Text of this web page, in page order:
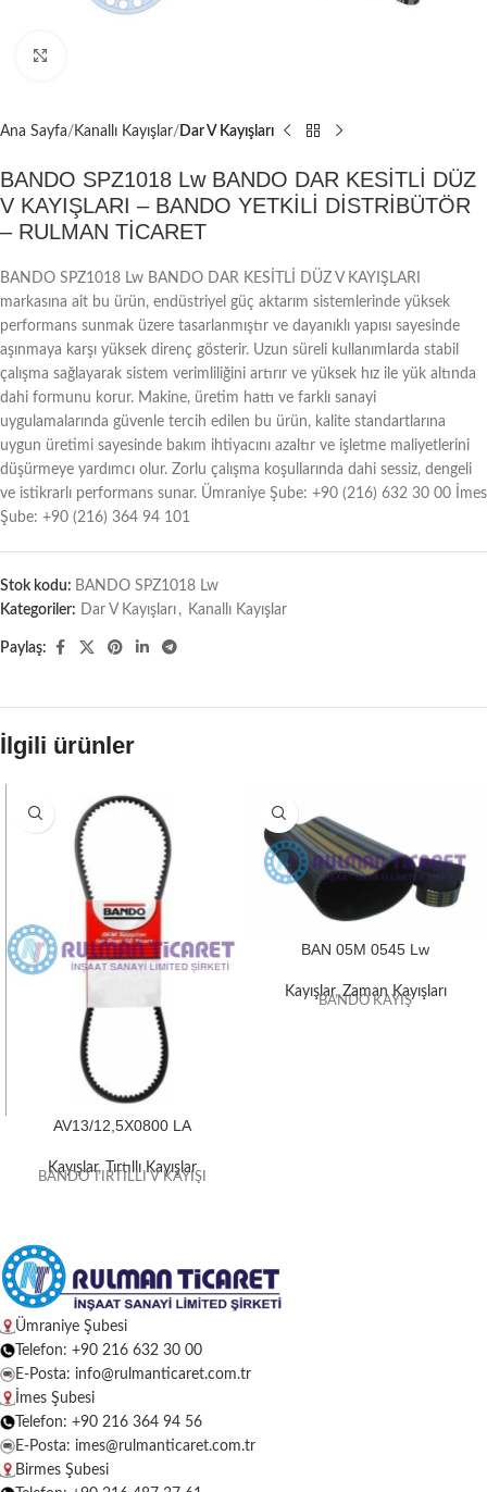
Ana Sayfa Kanallı Kayışlar Dar V Kayışları
BANDO SPZ1018 Lw BANDO DAR KESİTLİ DÜZ
V KAYIŞLARI – BANDO YETKİLİ DİSTRİBÜTÖR
– RULMAN TİCARET
BANDO SPZ1018 Lw BANDO DAR KESİTLİ DÜZ V KAYIŞLARI
markasına ait bu ürün, endüstriyel güç aktarım sistemlerinde yüksek
performans sunmak üzere tasarlanmıştır ve dayanıklı yapısı sayesinde
aşınmaya karşı yüksek direnç gösterir. Uzun süreli kullanımlarda stabil
çalışma sağlayarak sistem verimliliğini artırır ve yüksek hız ile yük altında
dahi formunu korur. Makine, üretim hattı ve farklı sanayi
uygulamalarında güvenle tercih edilen bu ürün, kalite standartlarına
uygun üretimi sayesinde bakım ihtiyacını azaltır ve işletme maliyetlerini
düşürmeye yardımcı olur. Zorlu çalışma koşullarında dahi sessiz, dengeli
ve istikrarlı performans sunar. Ümraniye Şube: +90 (216) 632 30 00 İmes
Şube: +90 (216) 364 94 101
Stok kodu: BANDO SPZ1018 Lw
Kategoriler:
Dar V Kayışları , Kanallı Kayışlar
Paylaş:
İlgili ürünler
AV13/12,5X0800 LA
Kayışlar,Tırtıllı Kayışlar
BANDO TIRTILLI V KAYIŞI
BAN 05M 0545 Lw
Kayışlar,Zaman Kayışları
BANDO KAYIŞ
Ümraniye Şubesi
Telefon: +90 216 632 30 00
E-Posta: info@rulmanticaret.com.tr
İmes Şubesi
Telefon: +90 216 364 94 56
E-Posta: imes@rulmanticaret.com.tr
Birmes Şubesi